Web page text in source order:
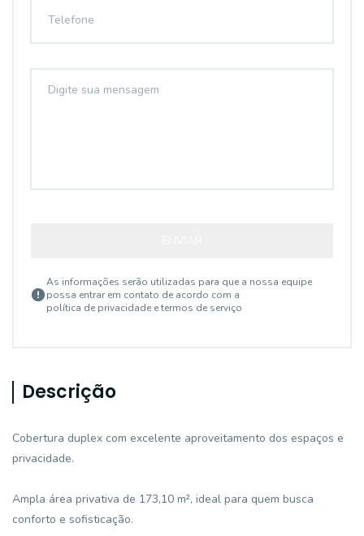
As informações serão utilizadas para que a nossa equipe
possa entrar em contato de acordo com a
política de privacidade e termos de serviço
Descrição
Cobertura duplex com excelente aproveitamento dos espaços e
privacidade.
Ampla área privativa de 173,10 m², ideal para quem busca
conforto e sofisticação.